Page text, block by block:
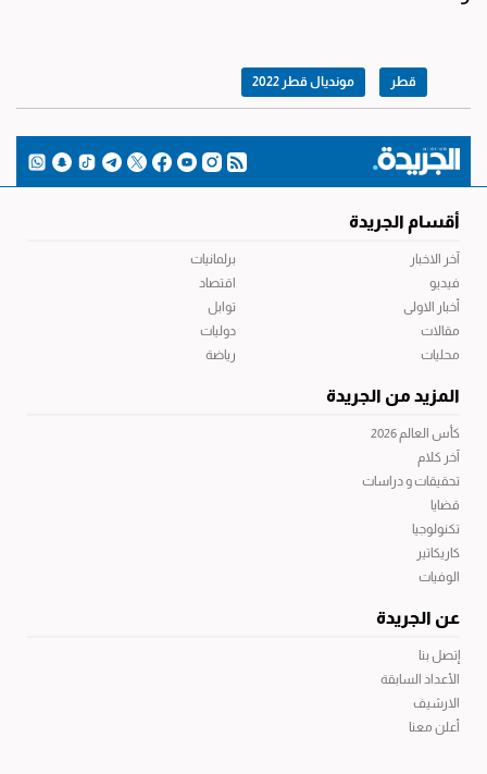
قطر مونديال قطر 2022
أقسام الجريدة
آخر الاخبار
فيديو
أخبار الاولى
مقالات
محليات
برلمانيات
اقتصاد
توابل
دوليات
رياضة
المزيد من الجريدة
كأس العالم 2026
آخر كلام
تحقيقات و دراسات
قضايا
تكنولوجيا
كاريكاتير
الوفيات
عن الجريدة
إتصل بنا
الأعداد السابقة
الارشيف
أعلن معنا